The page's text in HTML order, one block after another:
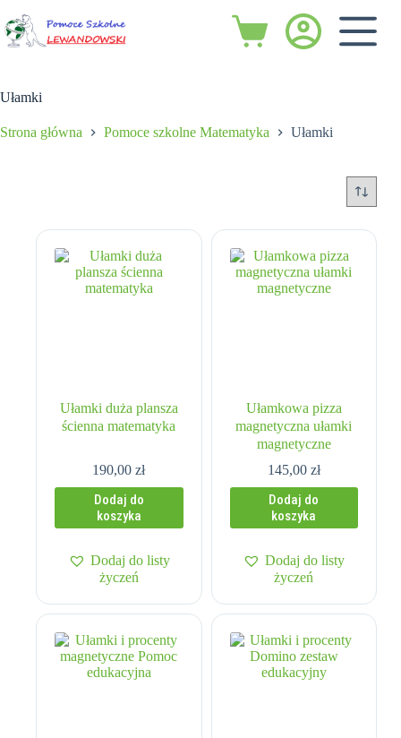
do
treści
Koszyk
Ułamki
Strona główna Pomoce szkolne Matematyka Ułamki
Ułamki duża plansza
ścienna matematyka
190,00zł
Dodaj do
koszyka
Dodaj do listy
życzeń
Ułamkowa pizza
magnetyczna ułamki
magnetyczne
145,00 zł
Dodaj do
koszyka
Dodaj do listy
życzeń